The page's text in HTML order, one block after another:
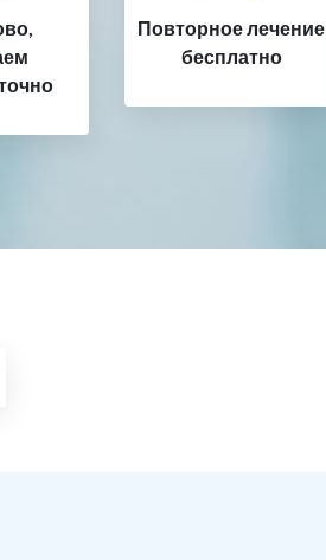
Повторное лечение
бесплатно